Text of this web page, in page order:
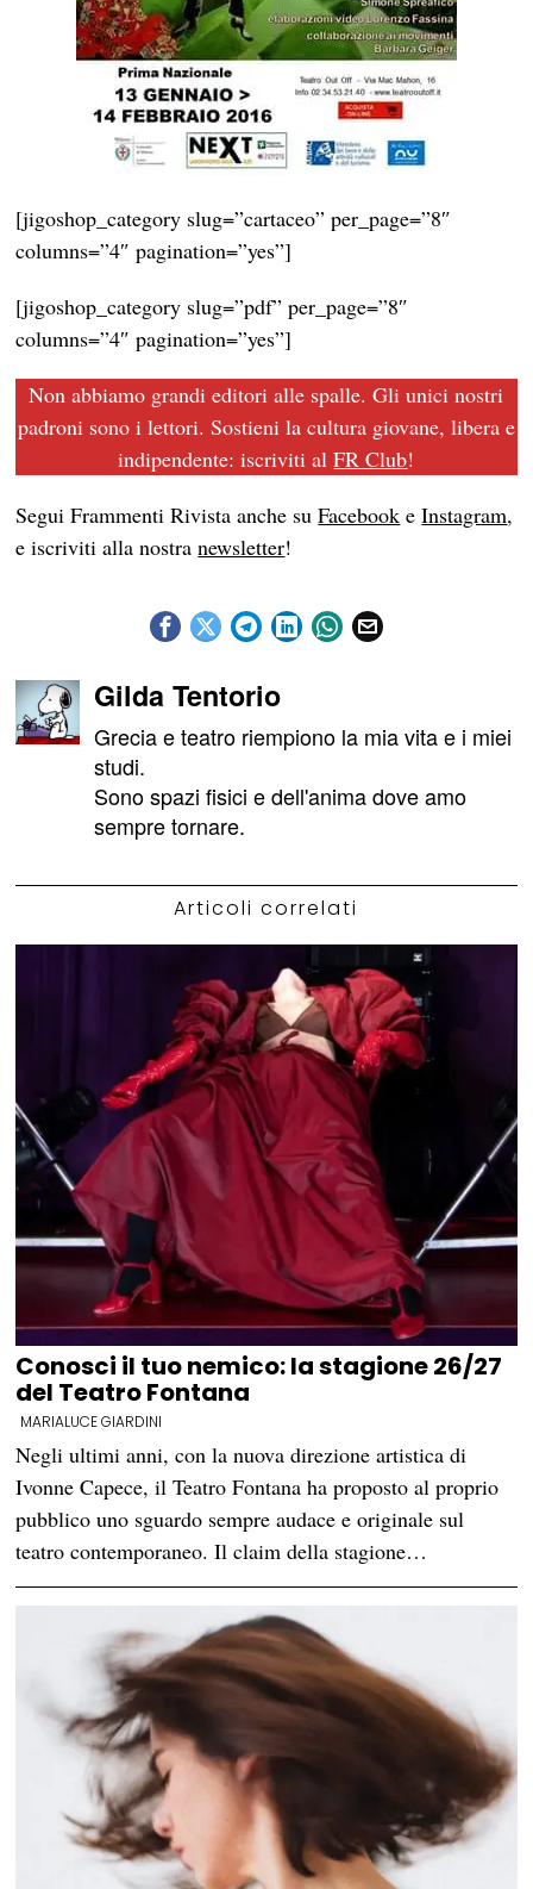
[jigoshop_category slug=”cartaceo” per_page=”8″
columns=”4″ pagination=”yes”]
[jigoshop_category slug=”pdf” per_page=”8″
columns=”4″ pagination=”yes”]
Non abbiamo grandi editori alle spalle. Gli unici nostri
padroni sono i lettori. Sostieni la cultura giovane, libera e
indipendente: iscriviti alFR Club!
Segui Frammenti Rivista anche suFacebook eInstagram,
e iscriviti alla nostranewsletter!
Gilda Tentorio
Grecia e teatro riempiono la mia vita e i miei
studi.
Sono spazi fisici e dell'anima dove amo
sempre tornare.
Articoli correlati
Conosci il tuo nemico: la stagione 26/27
del Teatro Fontana
MARIALUCE GIARDINI
Negli ultimi anni, con la nuova direzione artistica di
Ivonne Capece, il Teatro Fontana ha proposto al proprio
pubblico uno sguardo sempre audace e originale sul
teatro contemporaneo. Il claim della stagione…